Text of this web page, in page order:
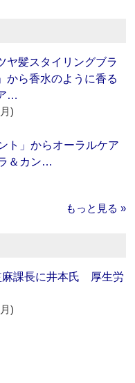
ヤ髪スタイリングブラ
から香水のように香る
…
)
ト」からオーラルケア
＆カン…
もっと見る »
麻課長に井本氏 厚生労
)